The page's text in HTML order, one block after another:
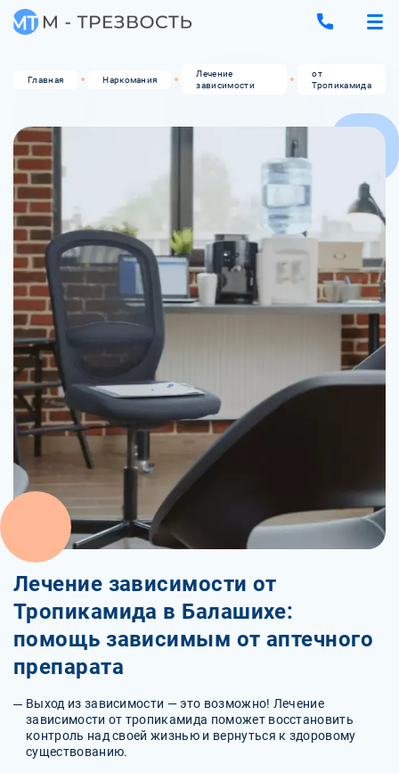
Главная Наркомания
Лечение
зависимости
от
Тропикамида
Лечение зависимости от
Тропикамида в Балашихе:
помощь зависимым от аптечного
препарата
Выход из зависимости — это возможно! Лечение
зависимости от тропикамида поможет восстановить
контроль над своей жизнью и вернуться к здоровому
существованию.